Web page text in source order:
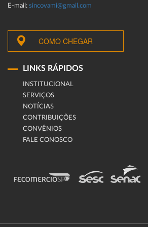
E-mail: sincovami@gmail.com
COMO CHEGAR
LINKS RÁPIDOS
INSTITUCIONAL
SERVIÇOS
NOTÍCIAS
CONTRIBUIÇÕES
CONVÊNIOS
FALE CONOSCO